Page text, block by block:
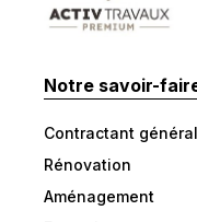
Notre savoir-
Contractant général
Rénovation
Aménagement